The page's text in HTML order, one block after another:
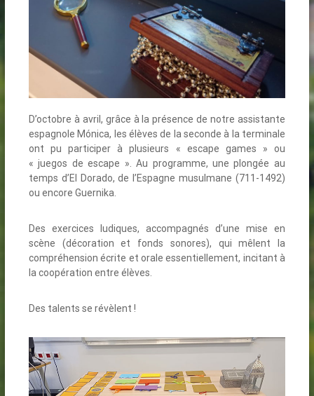
D’octobre à avril, grâce à la présence de notre assistante
espagnole Mónica, les élèves de la seconde à la terminale
ont pu participer à plusieurs « escape games » ou
« juegos de escape ». Au programme, une plongée au
temps d’El Dorado, de l’Espagne musulmane (711-1492)
ou encore Guernika.
Des exercices ludiques, accompagnés d’une mise en
scène (décoration et fonds sonores), qui mêlent la
compréhension écrite et orale essentiellement, incitant à
la coopération entre élèves.
Des talents se révèlent !